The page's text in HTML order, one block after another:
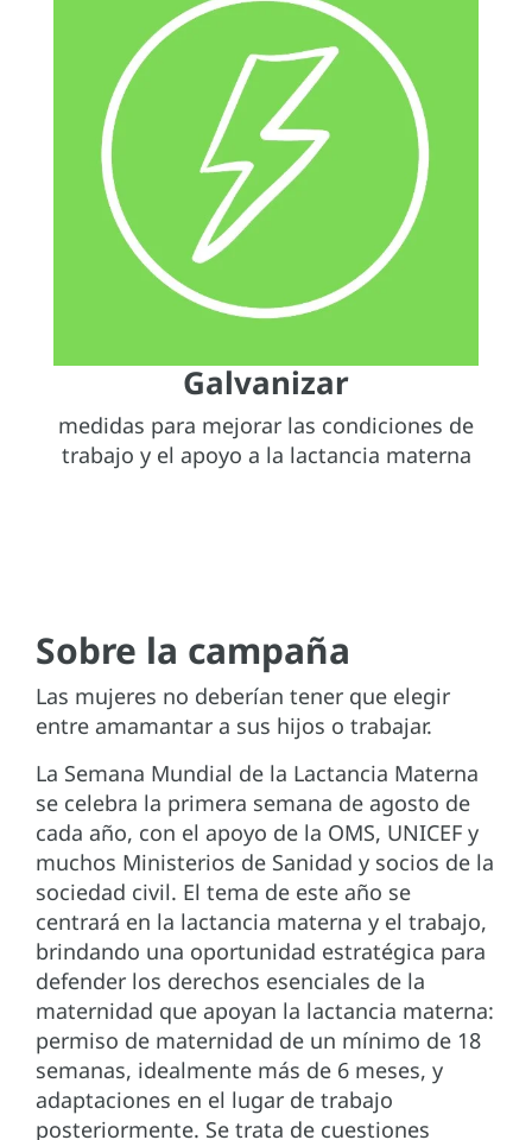
Galvanizar
medidas para mejorar las condiciones de
trabajo y el apoyo a la lactancia materna
Sobre la campaña
Las mujeres no deberían tener que elegir
entre amamantar a sus hijos o trabajar.
La Semana Mundial de la Lactancia Materna
se celebra la primera semana de agosto de
cada año, con el apoyo de la OMS, UNICEF y
muchos Ministerios de Sanidad y socios de la
sociedad civil. El tema de este año se
centrará en la lactancia materna y el trabajo,
brindando una oportunidad estratégica para
defender los derechos esenciales de la
maternidad que apoyan la lactancia materna:
permiso de maternidad de un mínimo de 18
semanas, idealmente más de 6 meses, y
adaptaciones en el lugar de trabajo
posteriormente. Se trata de cuestiones